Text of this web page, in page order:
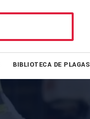
BIBLIOTECA DE PLAGAS